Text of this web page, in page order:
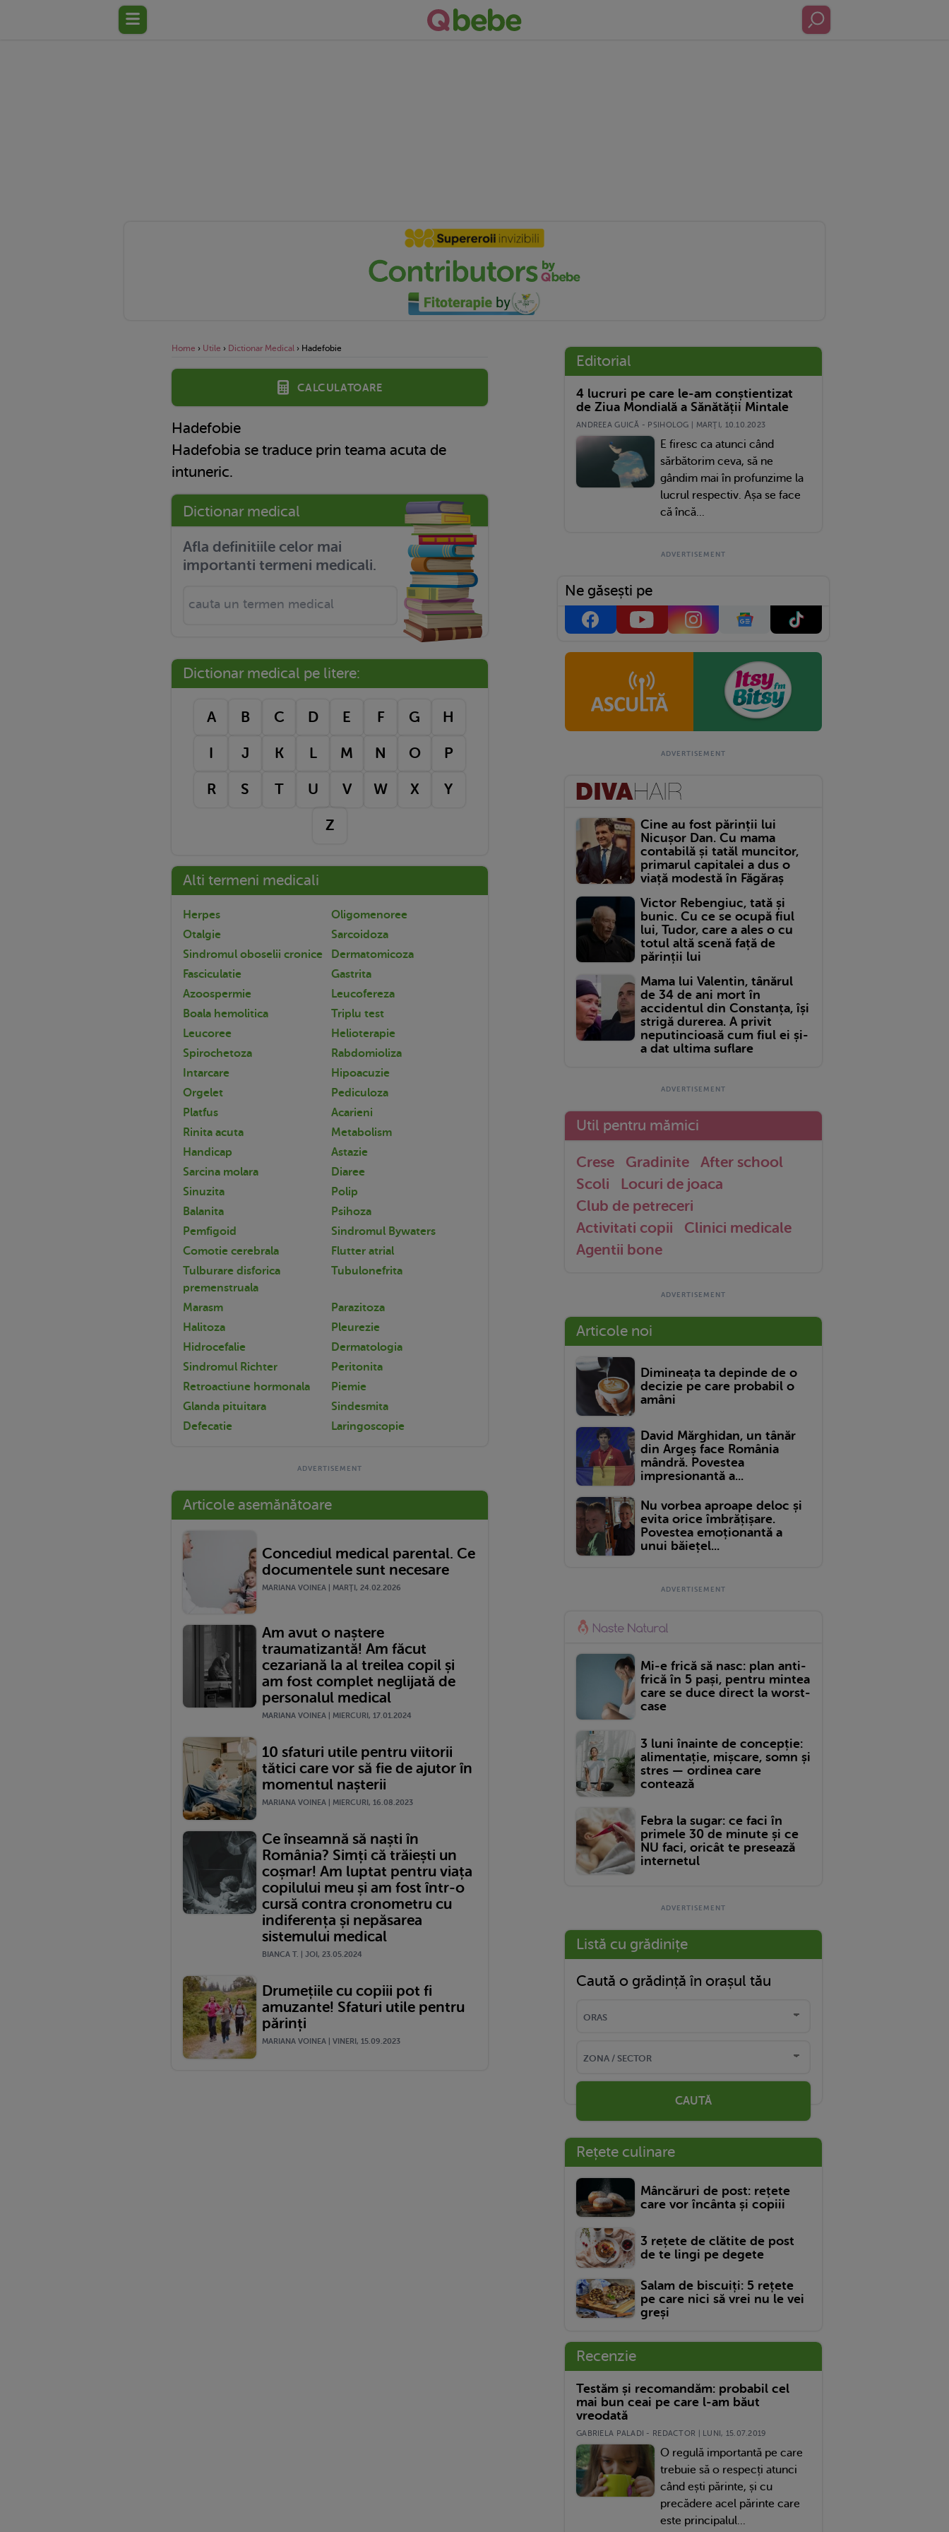
Home › Utile › Dictionar Medical › Hadefobie
Calculatoare
Hadefobie
Hadefobia se traduce prin teama acuta de
intuneric.
Dictionar medical
Afla definitiile celor mai
importanti termeni medicali.
Dictionar medical pe litere:
A B C D E F G H
I J K L M N O P
R S T U V W X Y
Z
Alti termeni medicali
Herpes
Oligomenoree
Otalgie
Sarcoidoza
Sindromul oboselii cronice
Dermatomicoza
Fasciculatie
Gastrita
Azoospermie
Leucofereza
Boala hemolitica
Triplu test
Leucoree
Helioterapie
Spirochetoza
Rabdomioliza
Intarcare
Hipoacuzie
Orgelet
Pediculoza
Platfus
Acarieni
Rinita acuta
Metabolism
Handicap
Astazie
Sarcina molara
Diaree
Sinuzita
Polip
Balanita
Psihoza
Pemfigoid
Sindromul Bywaters
Comotie cerebrala
Flutter atrial
Tulburare disforica
premenstruala
Tubulonefrita
Marasm
Parazitoza
Halitoza
Pleurezie
Hidrocefalie
Dermatologia
Sindromul Richter
Peritonita
Retroactiune hormonala
Piemie
Glanda pituitara
Sindesmita
Defecatie
Laringoscopie
Articole asemănătoare
Concediul medical parental. Ce
documentele sunt necesare
MARIANA VOINEA | MARŢI, 24.02.2026
Am avut o naștere
traumatizantă! Am făcut
cezariană la al treilea copil și
am fost complet neglijată de
personalul medical
MARIANA VOINEA | MIERCURI, 17.01.2024
10 sfaturi utile pentru viitorii
tătici care vor să fie de ajutor în
momentul nașterii
MARIANA VOINEA | MIERCURI, 16.08.2023
Ce înseamnă să naști în
România? Simți că trăiești un
coșmar! Am luptat pentru viața
copilului meu și am fost într-o
cursă contra cronometru cu
indiferența și nepăsarea
sistemului medical
BIANCA T. | JOI, 23.05.2024
Drumețiile cu copiii pot fi
amuzante! Sfaturi utile pentru
părinți
MARIANA VOINEA | VINERI, 15.09.2023
Editorial
4 lucruri pe care le-am conștientizat
de Ziua Mondială a Sănătății Mintale
ANDREEA GUICĂ - PSIHOLOG | MARŢI, 10.10.2023
E firesc ca atunci când
sărbătorim ceva, să ne
gândim mai în profunzime la
lucrul respectiv. Așa se face
că încă...
Ne găsești pe
Cine au fost părinții lui
Nicușor Dan. Cu mama
contabilă și tatăl muncitor,
primarul capitalei a dus o
viață modestă în Făgăraș
Victor Rebengiuc, tată și
bunic. Cu ce se ocupă fiul
lui, Tudor, care a ales o cu
totul altă scenă față de
părinții lui
Mama lui Valentin, tânărul
de 34 de ani mort în
accidentul din Constanța, își
strigă durerea. A privit
neputincioasă cum fiul ei și-
a dat ultima suflare
Util pentru mămici
Crese Gradinite
After school
Scoli
Locuri de joaca
Club de petreceri
Activitati copii
Clinici medicale
Agentii bone
Articole noi
Dimineața ta depinde de o
decizie pe care probabil o
amâni
David Mărghidan, un tânăr
din Argeș face România
mândră. Povestea
impresionantă a...
Nu vorbea aproape deloc și
evita orice îmbrățișare.
Povestea emoționantă a
unui băiețel...
Mi-e frică să nasc: plan anti-
frică în 5 pași, pentru mintea
care se duce direct la worst-
case
3 luni înainte de concepție:
alimentație, mișcare, somn și
stres — ordinea care
contează
Febra la sugar: ce faci în
primele 30 de minute și ce
NU faci, oricât te presează
internetul
Listă cu grădinițe
Caută o grădință în orașul tău
CAUTĂ
Rețete culinare
Mâncăruri de post: rețete
care vor încânta și copiii
3 rețete de clătite de post
de te lingi pe degete
Salam de biscuiți: 5 rețete
pe care nici să vrei nu le vei
greși
Recenzie
Testăm și recomandăm: probabil cel
mai bun ceai pe care l-am băut
vreodată
GABRIELA PALADI - REDACTOR | LUNI, 15.07.2019
O regulă importantă pe care
trebuie să o respecți atunci
când ești părinte, și cu
precădere acel părinte care
este principalul...